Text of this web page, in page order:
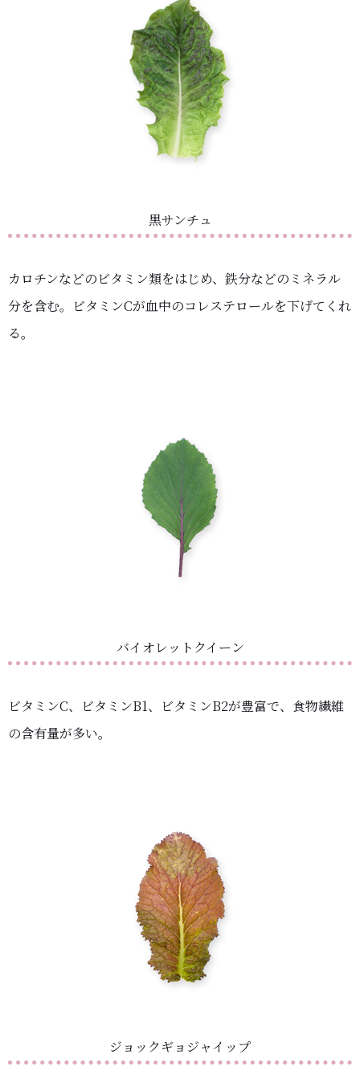
黒サンチュ
カロチンなどのビタミン類をはじめ、鉄分などのミネラル
分を含む。ビタミンCが血中のコレステロールを下げてくれ
る。
バイオレットクイーン
ビタミンC、ビタミンB1、ビタミンB2が豊富で、食物繊維
の含有量が多い。
ジョックギョジャイップ